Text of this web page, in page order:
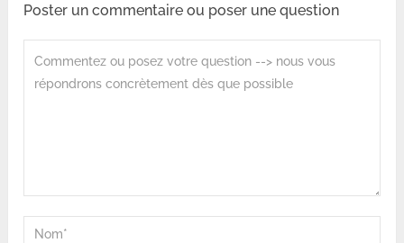
Poster un commentaire ou poser une question